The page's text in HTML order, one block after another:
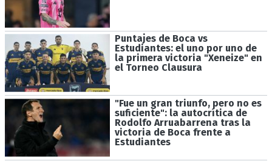
Puntajes de Boca vs
Estudiantes: el uno por uno de
la primera victoria "Xeneize" en
el Torneo Clausura
"Fue un gran triunfo, pero no es
suficiente": la autocrítica de
Rodolfo Arruabarrena tras la
victoria de Boca frente a
Estudiantes